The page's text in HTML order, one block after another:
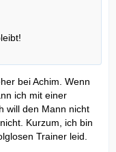
bei Achim. Wenn
ich mit einer
will den Mann nicht
Kurzum, ich bin
Trainer leid.